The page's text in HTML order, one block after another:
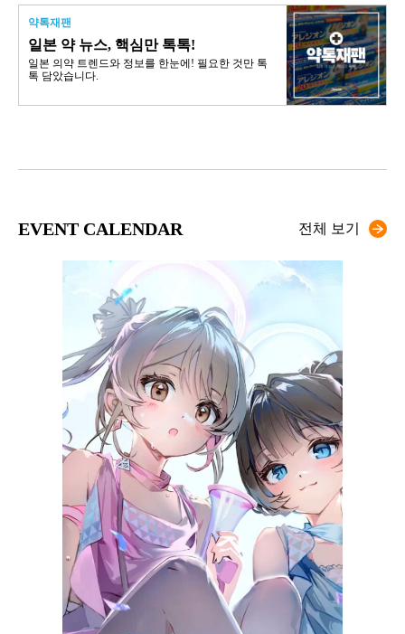
약톡재팬
일본 약 뉴스, 핵심만 톡톡!
일본 의약 트렌드와 정보를 한눈에! 필요한 것만 톡
톡 담았습니다.
EVENT CALENDAR 전체 보기